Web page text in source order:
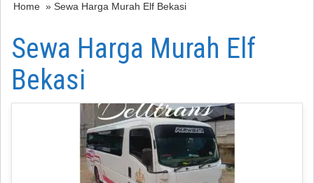
Home » Sewa Harga Murah Elf Bekasi
Sewa Harga Murah Elf
Bekasi